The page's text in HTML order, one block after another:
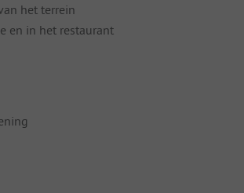
het terrein
en in het restaurant